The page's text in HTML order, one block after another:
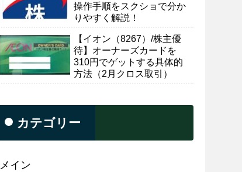
操作手順をスクショで分か
りやすく解説！
【イオン（8267）/株主優
待】オーナーズカードを
310円でゲットする具体的
方法（2月クロス取引）
カテゴリー
メイン